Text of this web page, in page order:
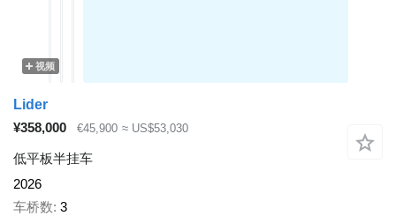
视频
Lider
¥358,000
€45,900 ≈ US$53,030
低平板半挂车
2026
车桥数 3